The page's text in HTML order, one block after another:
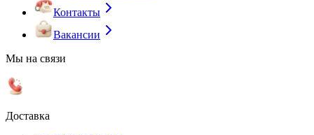
Контакты
Вакансии
Мы на связи
Доставка